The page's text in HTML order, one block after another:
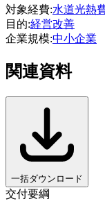
対象経費:水道光熱
目的:経営改善
企業規模:中小企業
関連資料
一括ダウンロード
交付要綱